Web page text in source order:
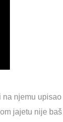
na njemu upisao
jajetu nije baš